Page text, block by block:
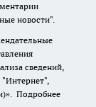
новости".
сведений,
"Интернет",
Подробнее